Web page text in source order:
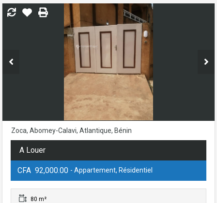
Zoca, Abomey-Calavi, Atlantique, Bénin
A Louer
CFA 92,000.00 - Appartement, Résidentiel
80 m²